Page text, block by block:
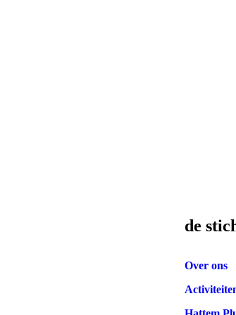
de
Over ons